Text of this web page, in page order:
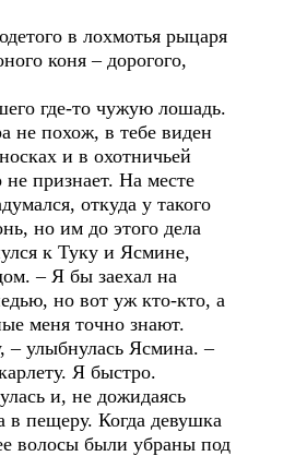
в лохмотья рыцаря
коня – дорогого,
где-то чужую лошадь.
не похож, в тебе виден
и в охотничьей
признает. На месте
откуда у такого
но им до этого дела
к Туку и Ясмине,
– Я бы заехал на
но вот уж кто-кто, а
меня точно знают.
– улыбнулась Ясмина. –
Я быстро.
и, не дожидаясь
в пещеру. Когда девушка
волосы были убраны под